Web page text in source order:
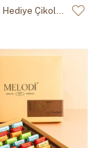
Vela Spesiyal Hediye Çikolata 450g